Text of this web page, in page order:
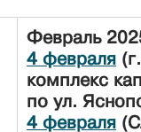
Февраль
4 февраля
комплекс
по ул.
4 февраля